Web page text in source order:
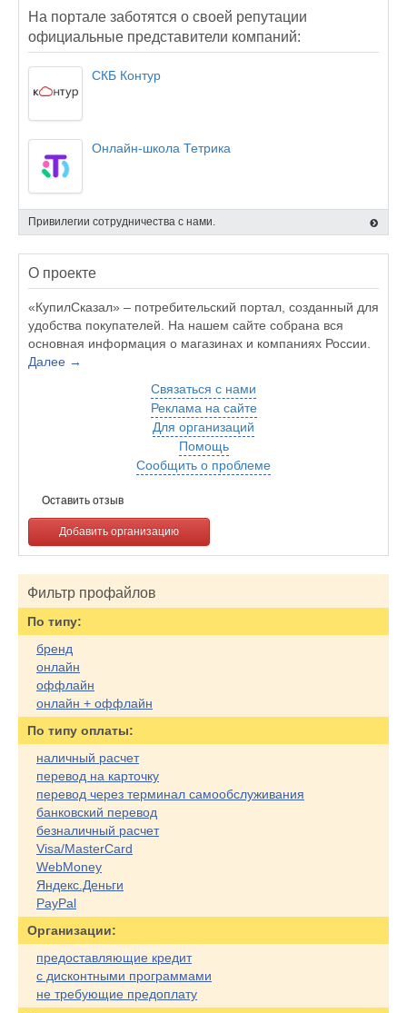
На портале заботятся о своей репутации
официальные представители компаний:
СКБ Контур
Онлайн-школа Тетрика
Привилегии сотрудничества с нами.
О проекте
«КупилСказал» – потребительский портал, созданный для
удобства покупателей. На нашем сайте собрана вся
основная информация о магазинах и компаниях России.
Далее →
Связаться с нами
Реклама на сайте
Для организаций
Помощь
Сообщить о проблеме
Оставить отзыв
Добавить организацию
Фильтр профайлов
По типу:
бренд
онлайн
оффлайн
онлайн + оффлайн
По типу оплаты:
наличный расчет
перевод на карточку
перевод через терминал самообслуживания
банковский перевод
безналичный расчет
Visa/MasterCard
WebMoney
Яндекс.Деньги
PayPal
Организации:
предоставляющие кредит
с дисконтными программами
не требующие предоплату